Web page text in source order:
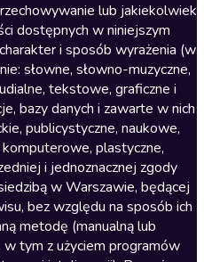
lub jakiekolwiek
dostępnych w niniejszym
i sposób wyrażenia (w
słowne, słowno-muzyczne,
tekstowe, graficzne i
bazy danych i zawarte w nich
publicystyczne, naukowe,
plastyczne,
i jednoznacznej zgody
w Warszawie, będącej
bez względu na sposób ich
metodę (manualną lub
tym z użyciem programów